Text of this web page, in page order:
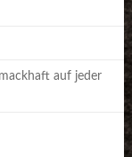
auf jeder